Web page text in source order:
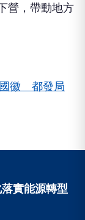
營，帶動地方
國徽 都發局
實能源轉型